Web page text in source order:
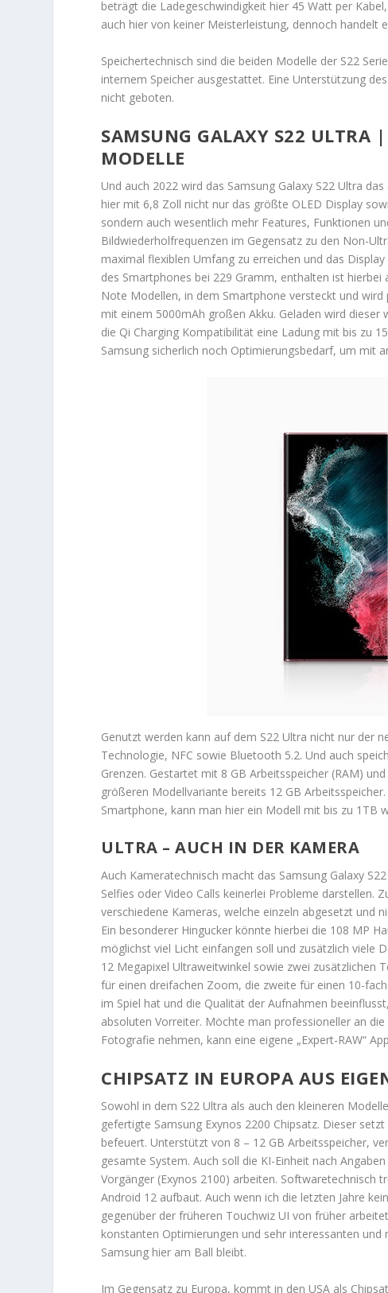
beträgt die Ladegeschwindigkeit hier 45 Watt per
auch hier von keiner Meisterleistung, dennoch handelt
Speichertechnisch sind die beiden Modelle der S22
internem Speicher ausgestattet. Eine Unterstützung
nicht geboten.
SAMSUNG GALAXY S22 ULTRA |
ODELLE
Und auch 2022 wird das Samsung Galaxy S22 Ultra
hier mit 6,8 Zoll nicht nur das größte OLED Display
sondern auch wesentlich mehr Features, Funktionen
Bildwiederholfrequenzen im Gegensatz zu den Non-
maximal flexiblen Umfang zu erreichen und das
des Smartphones bei 229 Gramm, enthalten ist
Note Modellen, in dem Smartphone versteckt und
mit einem 5000mAh großen Akku. Geladen wird
die Qi Charging Kompatibilität eine Ladung mit bis zu
Samsung sicherlich noch Optimierungsbedarf, um mit
Genutzt werden kann auf dem S22 Ultra nicht nur der
Technologie, NFC sowie Bluetooth 5.2. Und auch
Grenzen. Gestartet mit 8 GB Arbeitsspeicher (RAM)
größeren Modellvariante bereits 12 GB
Smartphone, kann man hier ein Modell mit bis zu 1TB
ULTRA – AUCH IN DER KAMERA
Auch Kameratechnisch macht das Samsung Galaxy
Selfies oder Video Calls keinerlei Probleme darstellen.
verschiedene Kameras, welche einzeln abgesetzt und
Ein besonderer Hingucker könnte hierbei die 108 MP
möglichst viel Licht einfangen soll und zusätzlich viele
12 Megapixel Ultraweitwinkel sowie zwei zusätzlichen
für einen dreifachen Zoom, die zweite für einen 10-
im Spiel hat und die Qualität der Aufnahmen
absoluten Vorreiter. Möchte man professioneller an
Fotografie nehmen, kann eine eigene „Expert-RAW“
CHIPSATZ IN EUROPA AUS
Sowohl in dem S22 Ultra als auch den kleineren
gefertigte Samsung Exynos 2200 Chipsatz. Dieser
befeuert. Unterstützt von 8 – 12 GB Arbeitsspeicher,
gesamte System. Auch soll die KI-Einheit nach
Vorgänger (Exynos 2100) arbeiten. Softwaretechnisch
Android 12 aufbaut. Auch wenn ich die letzten Jahre
gegenüber der früheren Touchwiz UI von früher
konstanten Optimierungen und sehr interessanten
Samsung hier am Ball bleibt.
Im Gegensatz zu Europa, kommt in den USA als